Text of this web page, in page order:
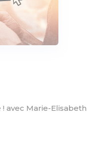
avec Marie-Elisabeth